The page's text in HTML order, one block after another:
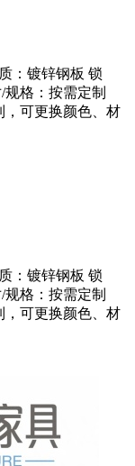
：镀锌钢板 锁
规格：按需定制
，可更换颜色、材
：镀锌钢板 锁
规格：按需定制
，可更换颜色、材